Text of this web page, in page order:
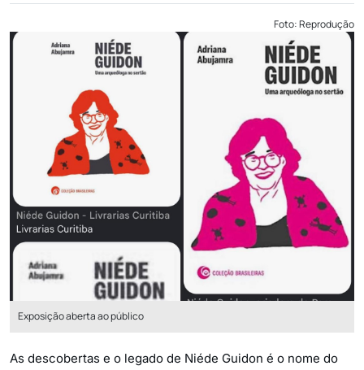
Foto: Reprodução
Exposição aberta ao público
As descobertas e o legado de Niéde Guidon é o nome do